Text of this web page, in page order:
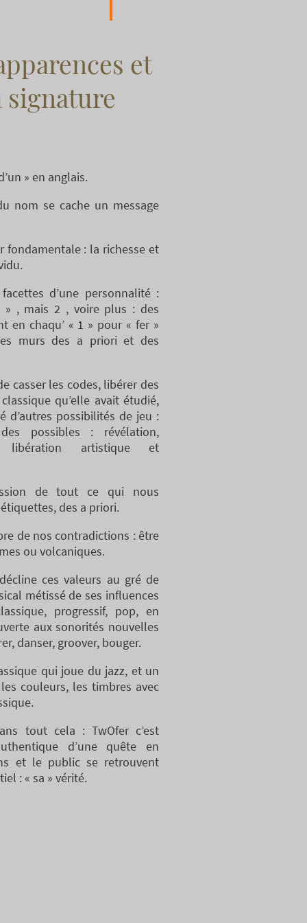
et
signature
» en anglais.
nom se cache un message
fondamentale : la richesse et
d’une personnalité :
» , mais 2 , voire plus : des
en chaqu’ « 1 » pour « fer »
murs des a priori et des
casser les codes, libérer des
qu’elle avait étudié,
possibilités de jeu :
possibles : révélation,
libération artistique et
de tout ce qui nous
des a priori.
de nos contradictions : être
ou volcaniques.
ces valeurs au gré de
métissé de ses influences
progressif, pop, en
aux sonorités nouvelles
danser, groover, bouger.
qui joue du jazz, et un
couleurs, les timbres avec
tout cela : TwOfer c’est
d’une quête en
et le public se retrouvent
: « sa » vérité.